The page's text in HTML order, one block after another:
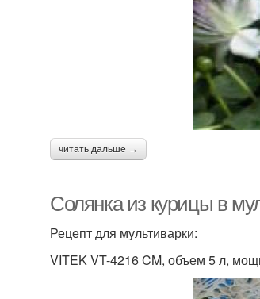
читать дальше →
Солянка из курицы в
Рецепт для мультиварки:
VITEK VT-4216 CM, объем 5 л,